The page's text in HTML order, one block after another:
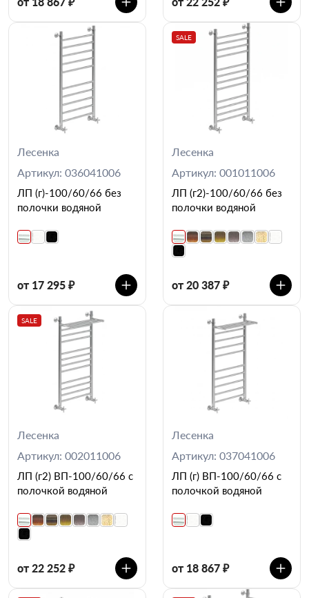
Лесенка
Артикул: 036041006
ЛП (г)-100/60/66 без
полочки водяной
от 17 295 ₽
SALE
Лесенка
Артикул: 001011006
ЛП (г2)-100/60/66 без
полочки водяной
от 20 387 ₽
SALE
Лесенка
Артикул: 002011006
ЛП (г2) ВП-100/60/66 с
полочкой водяной
от 22 252 ₽
Лесенка
Артикул: 037041006
ЛП (г) ВП-100/60/66 с
полочкой водяной
от 18 867 ₽